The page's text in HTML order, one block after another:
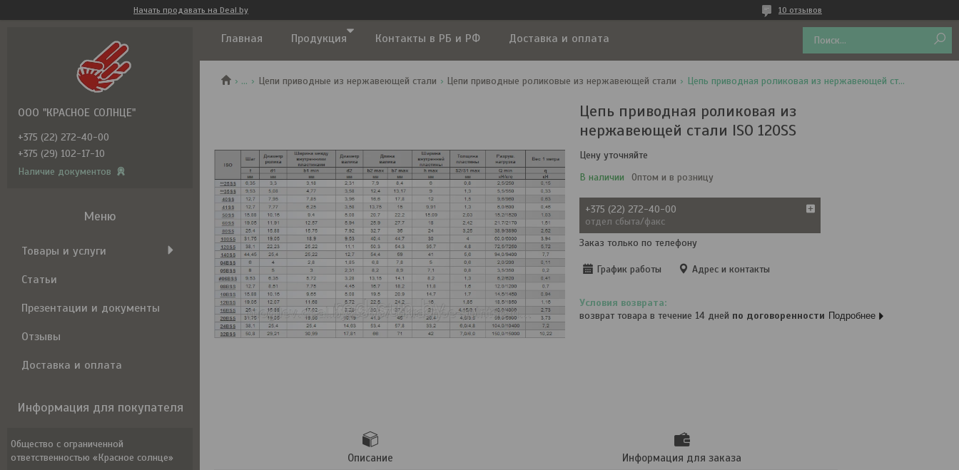
Начать продавать на Deal.by 10 отзывов
Главная Продукция Контакты в РБ и РФ Доставка и оплата
... Цепи приводные из нержавеющей стали Цепи приводные роликовые из нержавеющей стали Цепь приводная роликовая из нержавеющей стали iso 120ss
Цепь приводная роликовая из
нержавеющей стали ISO 120SS
Цену уточняйте
В наличии
Оптом и в розницу
+375 (22) 272-40-00
отдел сбыта/факс
Заказ только по телефону
График работы Адрес и контакты
возврат товара в течение 14 дней по договоренности Подробнее
Описание Информация для заказа
ООО "КРАСНОЕ СОЛНЦЕ"
+375 (22) 272-40-00
+375 (29) 102-17-10
Наличие документов
Товары и услуги
Статьи
Презентации и документы
Отзывы
Доставка и оплата
Информация для покупателя
Общество с ограниченной
ответственностью «Красное солнце»